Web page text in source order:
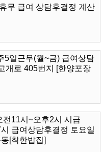
무 급여 상담후결정 계산
5일근무(월~금) 급여상담
개로 405번지 [한양포장
전11시~오후2시 시급
급여상담후결정 토요일
[착한밥집]